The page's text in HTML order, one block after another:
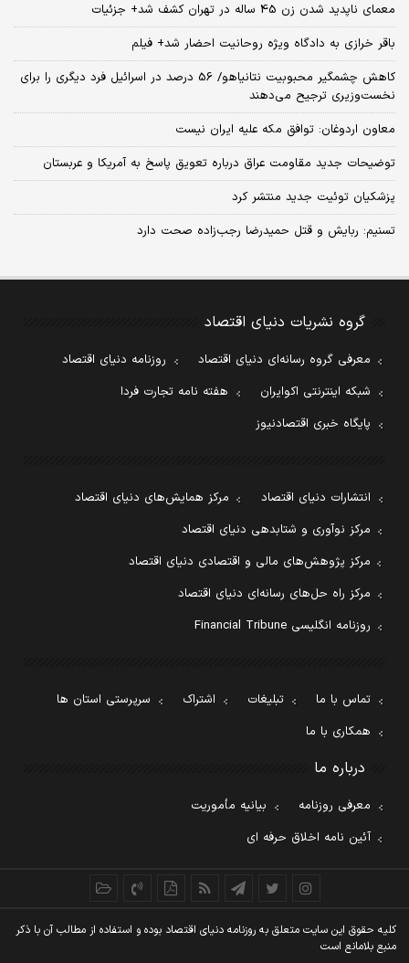
معمای ناپدید شدن زن 45 ساله در تهران کشف شد+ جزئیات
باقر خرازی به دادگاه ویژه روحانیت احضار شد+ فیلم
کاهش چشمگیر محبوبیت نتانیاهو/ 56 درصد در اسرائیل فرد دیگری را برای
نخست‌وزیری ترجیح می‌دهند
معاون اردوغان: توافق مکه علیه ایران نیست
توضیحات جدید مقاومت عراق درباره تعویق پاسخ به آمریکا و عربستان
پزشکیان توئیت جدید منتشر کرد
تسنیم: ربایش و قتل حمیدرضا رجب‌زاده صحت دارد
گروه نشریات دنیای اقتصاد
معرفی گروه رسانه‌ای دنیای اقتصاد
روزنامه دنیای اقتصاد
شبکه اینترنتی اکوایران
هفته نامه تجارت فردا
پایگاه خبری اقتصادنیوز
انتشارات دنیای اقتصاد
مرکز همایش‌های دنیای اقتصاد
مرکز نوآوری و شتابدهی دنیای اقتصاد
مرکز پژوهش‌های مالی و اقتصادی دنیای اقتصاد
مرکز راه حل‌های رسانه‌ای دنیای اقتصاد
روزنامه انگلیسی Financial Tribune
تماس با ما تبلیغات اشتراک
سرپرستی استان ها
همکاری با ما
درباره ما
معرفی روزنامه
بیانیه مأموریت
آئین نامه اخلاق حرفه ای
کليه حقوق اين سايت متعلق به روزنامه دنيای اقتصاد بوده و استفاده از مطالب آن با ذکر
منبع بلامانع است